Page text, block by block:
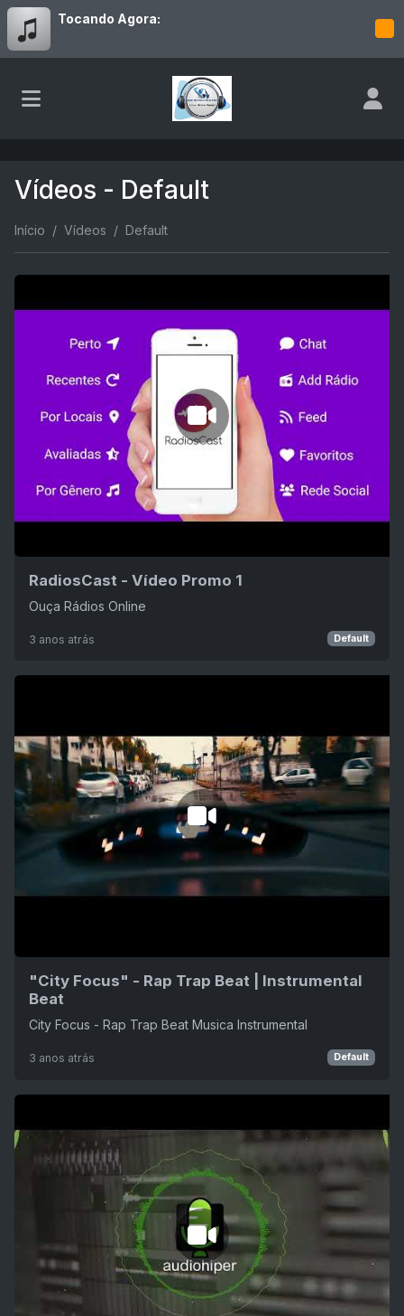
Tocando Agora:
Vídeos - Default
Início Vídeos Default
RadiosCast - Vídeo Promo 1
Ouça Rádios Online
3 anos atrás Default
"City Focus" - Rap Trap Beat | Instrumental
Beat
City Focus - Rap Trap Beat Musica Instrumental
3 anos atrás Default